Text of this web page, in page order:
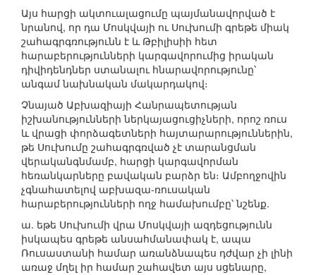
Այս հարցի ակտուալացումը պայմանավորված է
նրանով, որ դա Մոսկվայի ու Սուխումի գրեթե միակ
շահագրգռությունն է և Թբիլիսիի հետ
հարաբերությունների կարգավորումից իրական
դիվիդենդներ ստանալու հնարավորությունը՝
անգամ նախնական մակարդակով։
Չնայած Աբխազիայի Հանրապետության
իշխանությունների ներկայացուցիչների, որոշ ռուս
և վրացի փորձագետների հայտարարություններին,
թե Սուխումը շահագրգռված չէ տարանցման
վերականգնմամբ, հարցի կարգավորման
հեռանկարները բավական բարձր են։ Ամբողջովին
չգնահատելով աբխազա-ռուսական
հարաբերությունների ողջ համախումբը՝ նշենք.
ա. եթե Սուխումի վրա Մոսկվայի ազդեցությունն
իսկապես գրեթե անսահմանափակ է, ապա
Ռուսաստանի համար առանձնապես դժվար չի լինի
առաջ մղել իր համար շահավետ այս սցենարը,